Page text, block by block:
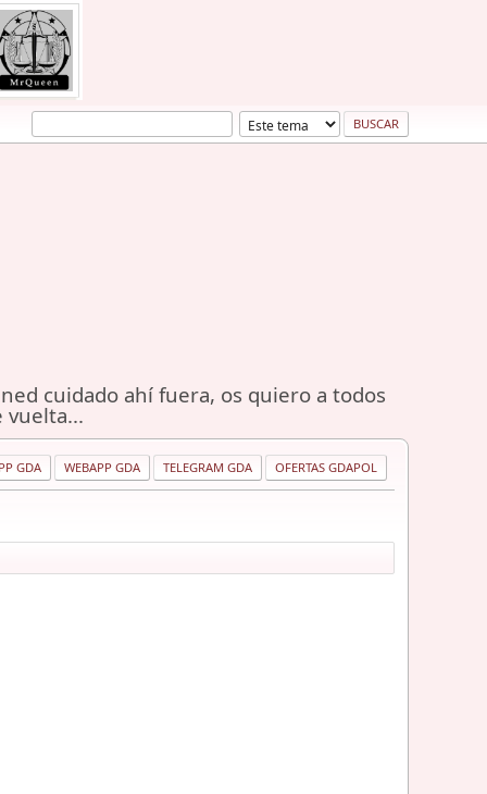
cuidado ahí fuera, os quiero a todos
vuelta...
GDA WEBAPP GDA TELEGRAM GDA OFERTAS GDAPOL